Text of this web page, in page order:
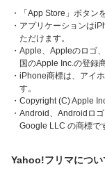
・「App Store」ボタン
・アプリケーションは
ただけます。
・Apple、Appleのロゴ
国のApple Inc.の登録
・iPhone商標は、アイ
す。
・Copyright (C) Apple
・Android、Androidロ
Google LLC の商標で
Yahoo!フリマについ